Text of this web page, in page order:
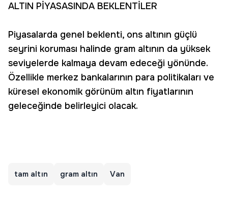
ALTIN PİYASASINDA BEKLENTİLER
Piyasalarda genel beklenti, ons altının güçlü
seyrini koruması halinde gram altının da yüksek
seviyelerde kalmaya devam edeceği yönünde.
Özellikle merkez bankalarının para politikaları ve
küresel ekonomik görünüm altın fiyatlarının
geleceğinde belirleyici olacak.
tam altın gram altın Van